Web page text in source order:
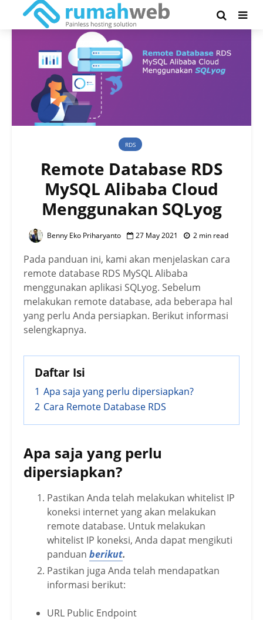
RDS
Remote Database RDS
MySQL Alibaba Cloud
Menggunakan SQLyog
Benny Eko Priharyanto 27 May 2021 2 min read
Pada panduan ini, kami akan menjelaskan cara
remote database RDS MySQL Alibaba
menggunakan aplikasi SQLyog. Sebelum
melakukan remote database, ada beberapa hal
yang perlu Anda persiapkan. Berikut informasi
selengkapnya.
Daftar Isi
1 Apa saja yang perlu dipersiapkan?
2 Cara Remote Database RDS
Apa saja yang perlu
dipersiapkan?
Pastikan Anda telah melakukan whitelist IP
koneksi internet yang akan melakukan
remote database. Untuk melakukan
whitelist IP koneksi, Anda dapat mengikuti
panduan berikut.
Pastikan juga Anda telah mendapatkan
informasi berikut:
URL Public Endpoint